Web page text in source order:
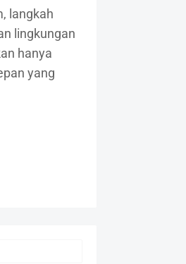
langkah
lingkungan
hanya
yang